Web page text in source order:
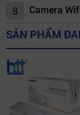
8
Camera
SẢN PHẨM